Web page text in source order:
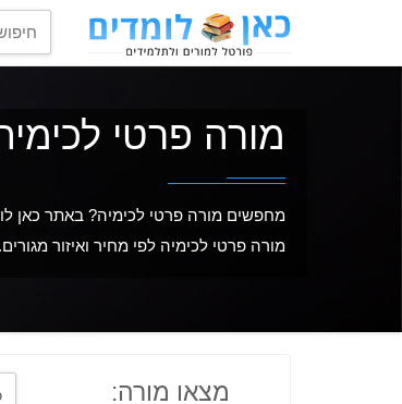
מורה פרטי
מחפשים מורה פרטי לכימיה? באתר כאן
מורה פרטי לכימיה לפי מחיר ואיזור
מצאו מורה: